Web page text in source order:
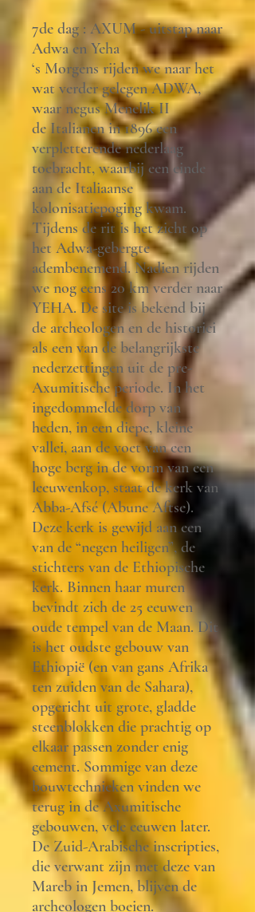
7de dag : AXUM - uitstap naar
Adwa en Yeha
‘s Morgens rijden we naar het
wat verder gelegen ADWA,
waar negus Menelik II
de Italianen in 1896 een
verpletterende nederlaag
toebracht, waarbij een einde
aan de Italiaanse
kolonisatiepoging kwam.
Tijdens de rit is het zicht op
het Adwa-gebergte
adembenemend. Nadien rijden
we nog eens 20 km verder naar
YEHA. De site is bekend bij
de archeologen en de historici
als een van de belangrijkste
nederzettingen uit de pre-
Axumitische periode. In het
ingedommelde dorp van
heden, in een diepe, kleine
vallei, aan de voet van een
hoge berg in de vorm van een
leeuwenkop, staat de kerk van
Abba-Afsé (Abune Aftse).
Deze kerk is gewijd aan een
van de “negen heiligen”, de
stichters van de Ethiopische
kerk. Binnen haar muren
bevindt zich de 25 eeuwen
oude tempel van de Maan. Dit
is het oudste gebouw van
Ethiopië (en van gans Afrika
ten zuiden van de Sahara),
opgericht uit grote, gladde
steenblokken die prachtig op
elkaar passen zonder enig
cement. Sommige van deze
bouwtechnieken vinden we
terug in de Axumitische
gebouwen, vele eeuwen later.
De Zuid-Arabische inscripties,
die verwant zijn met deze van
Mareb in Jemen, blijven de
archeologen boeien.